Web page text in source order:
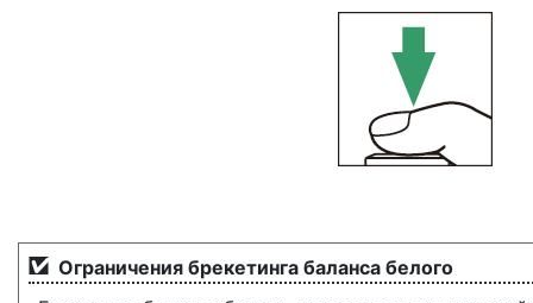
Ограничения брекетинга баланса белого